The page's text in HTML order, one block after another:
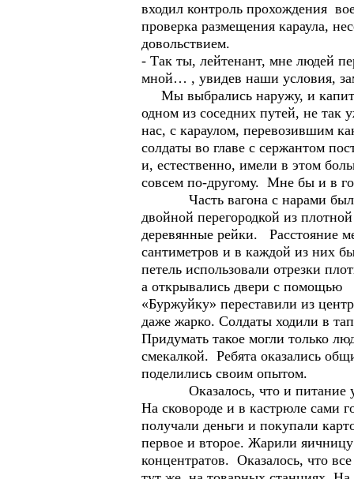
входил контроль прохождения
проверка размещения караула,
довольствием.
- Так ты, лейтенант, мне людей
мной… , увидев наши условия,
Мы выбрались наружу, и
одном из соседних путей, не так
нас, с караулом, перевозившим
солдаты во главе с сержантом
и, естественно, имели в этом
совсем по-другому. Мне бы и в
Часть вагона с нарами была
двойной перегородкой из
деревянные рейки. Расстояние
сантиметров и в каждой из них
петель использовали отрезки
а открывались двери с
«Буржуйку» переставили из
даже жарко. Солдаты ходили в
Придумать такое могли только
смекалкой. Ребята оказались
поделились своим опытом.
Оказалось, что и питание у
На сковороде и в кастрюле сами
получали деньги и покупали
первое и второе. Жарили
концентратов. Оказалось, что